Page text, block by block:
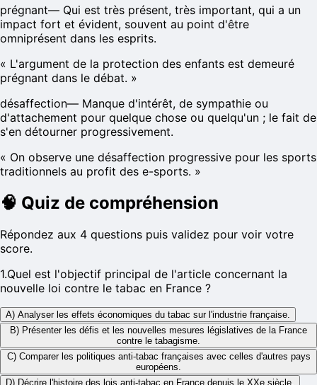
prégnant— Qui est très présent, très important, qui a un
impact fort et évident, souvent au point d'être
omniprésent dans les esprits.
« L'argument de la protection des enfants est demeuré
prégnant dans le débat. »
désaffection— Manque d'intérêt, de sympathie ou
d'attachement pour quelque chose ou quelqu'un ; le fait de
s'en détourner progressivement.
« On observe une désaffection progressive pour les sports
traditionnels au profit des e-sports. »
🧠 Quiz de compréhension
Répondez aux 4 questions puis validez pour voir votre
score.
1.Quel est l'objectif principal de l'article concernant la
nouvelle loi contre le tabac en France ?
A) Analyser les effets économiques du tabac sur l'industrie française.
B) Présenter les défis et les nouvelles mesures législatives de la France
contre le tabagisme.
C) Comparer les politiques anti-tabac françaises avec celles d'autres pays
européens.
D) Décrire l'histoire des lois anti-tabac en France depuis le XXe siècle.